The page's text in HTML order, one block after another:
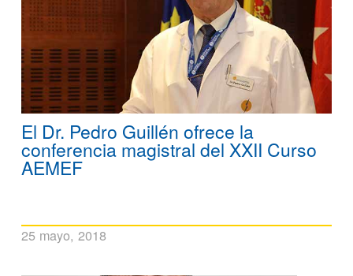
El Dr. Pedro Guillén ofrece la
conferencia magistral del XXII Curso
AEMEF
25 mayo, 2018